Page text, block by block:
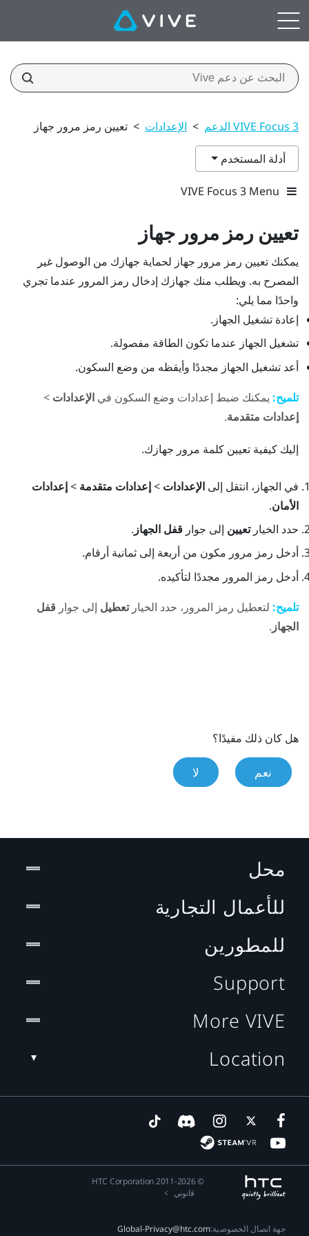
VIVE Focus 3 الدعم > الإعدادات > تعيين رمز مرور جهاز
أدلة المستخدم
VIVE Focus 3 Menu
تعيين رمز مرور جهاز
يمكنك تعيين رمز مرور جهاز لحماية جهازك من الوصول غير
المصرح به. ويطلب منك جهازك إدخال رمز المرور عندما تجري
واحدًا مما يلي:
إعادة تشغيل الجهاز.
تشغيل الجهاز عندما تكون الطاقة مفصولة.
أعد تشغيل الجهاز مجددًا وأيقظه من وضع السكون.
تلميح: يمكنك ضبط إعدادات وضع السكون في الإعدادات >
إعدادات متقدمة.
إليك كيفية تعيين كلمة مرور جهازك.
في الجهاز، انتقل إلى الإعدادات >إعدادات متقدمة >إعدادات
الأمان.
حدد الخيارتعيين إلى جوار قفل الجهاز .
أدخل رمز مرور مكون من أربعة إلى ثمانية أرقام.
أدخل رمز المرور مجددًا لتأكيده.
تلميح: لتعطيل رمز المرور، حدد الخيارتعطيل إلى جوار قفل
الجهاز .
هل كان ذلك مفيدًا؟
نعم لا
محل
للأعمال التجارية
للمطورين
Support
More VIVE
Location
© 2011-2026 HTC Corporation
قانوني
جهة اتصال الخصوصية:Global-Privacy@htc.com